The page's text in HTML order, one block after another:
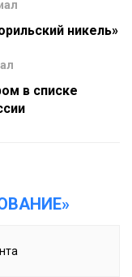
никель»
в списке